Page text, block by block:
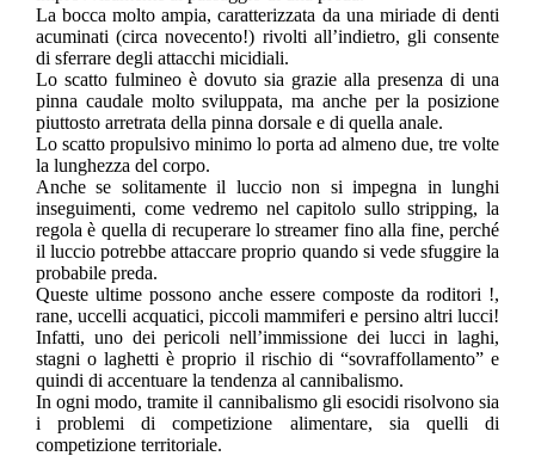
La bocca molto ampia, caratterizzata da una miriade di denti
acuminati (circa novecento!) rivolti all’indietro, gli consente
di sferrare degli attacchi micidiali.
Lo scatto fulmineo è dovuto sia grazie alla presenza di una
pinna caudale molto sviluppata, ma anche per la posizione
piuttosto arretrata della pinna dorsale e di quella anale.
Lo scatto propulsivo minimo lo porta ad almeno due, tre volte
la lunghezza del corpo.
Anche se solitamente il luccio non si impegna in lunghi
inseguimenti, come vedremo nel capitolo sullo stripping, la
regola è quella di recuperare lo streamer fino alla fine, perché
il luccio potrebbe attaccare proprio quando si vede sfuggire la
probabile preda.
Queste ultime possono anche essere composte da roditori !,
rane, uccelli acquatici, piccoli mammiferi e persino altri lucci!
Infatti, uno dei pericoli nell’immissione dei lucci in laghi,
stagni o laghetti è proprio il rischio di “sovraffollamento” e
quindi di accentuare la tendenza al cannibalismo.
In ogni modo, tramite il cannibalismo gli esocidi risolvono sia
i problemi di competizione alimentare, sia quelli di
competizione territoriale.